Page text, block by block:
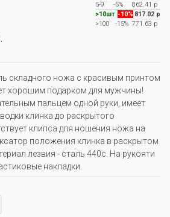
5-9
-5%
862.41 р
>10шт -10% 817.02 р
>100
-15% 771.63 р
складного ножа с красивым принтом
хорошим подарком для мужчины!
пальцем одной руки, имеет
клинка до раскрытого
клипса для ношения ножа на
положения клинка в раскрытом
лезвия - сталь 440с. На рукояти
накладки.